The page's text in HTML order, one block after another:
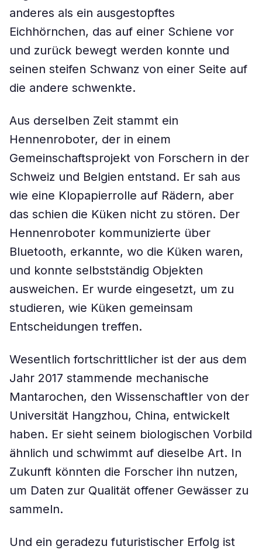
anderes als ein ausgestopftes
Eichhörnchen, das auf einer Schiene vor
und zurück bewegt werden konnte und
seinen steifen Schwanz von einer Seite auf
die andere schwenkte.
Aus derselben Zeit stammt ein
Hennenroboter, der in einem
Gemeinschaftsprojekt von Forschern in der
Schweiz und Belgien entstand. Er sah aus
wie eine Klopapierrolle auf Rädern, aber
das schien die Küken nicht zu stören. Der
Hennenroboter kommunizierte über
Bluetooth, erkannte, wo die Küken waren,
und konnte selbstständig Objekten
ausweichen. Er wurde eingesetzt, um zu
studieren, wie Küken gemeinsam
Entscheidungen treffen.
Wesentlich fortschrittlicher ist der aus dem
Jahr 2017 stammende mechanische
Mantarochen, den Wissenschaftler von der
Universität Hangzhou, China, entwickelt
haben. Er sieht seinem biologischen Vorbild
ähnlich und schwimmt auf dieselbe Art. In
Zukunft könnten die Forscher ihn nutzen,
um Daten zur Qualität offener Gewässer zu
sammeln.
Und ein geradezu futuristischer Erfolg ist